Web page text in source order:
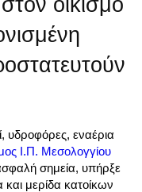
υδροφόρες, εναέρια
Ι.Π. Μεσολογγίου
σημεία, υπήρξε
και μερίδα κατοίκων